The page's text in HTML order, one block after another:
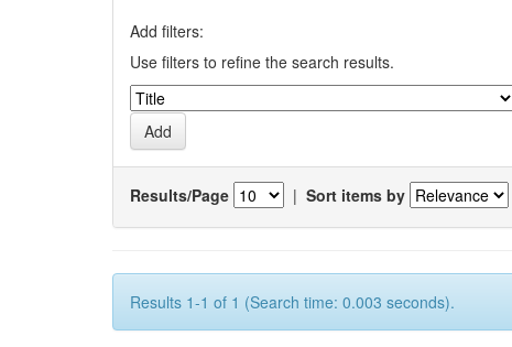
Add filters:
Use filters to refine the search results.
Results/Page | Sort items by
Results 1-1 of 1 (Search time: 0.003 seconds).